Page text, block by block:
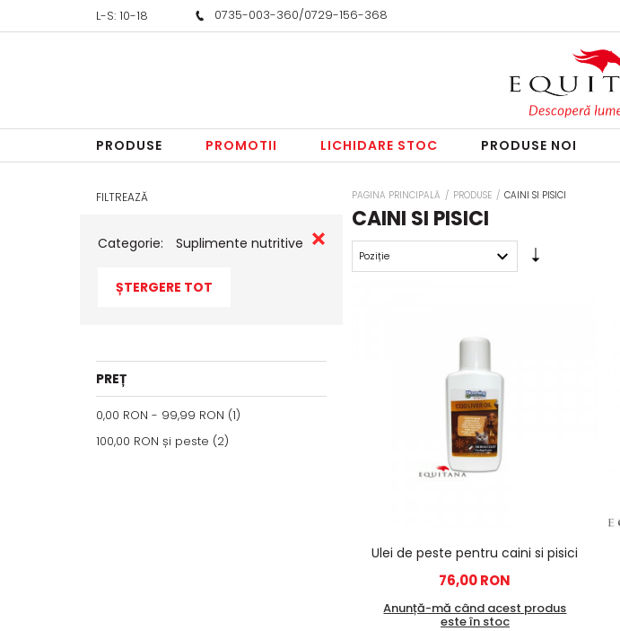
L-S: 10-18 0735-003-360/0729-156-368
PRODUSE PROMOTII LICHIDARE STOC PRODUSE NOI
FILTREAZĂ
Categorie: Suplimente nutritive
ȘTERGERE TOT
PREȚ
0,00 RON - 99,99 RON (1)
100,00 RON și peste (2)
PAGINA PRINCIPALĂ / PRODUSE / CAINI SI PISICI
CAINI SI PISICI
Ulei de peste pentru caini si pisici
76,00 RON
Anunță-mă când acest produs
este în stoc